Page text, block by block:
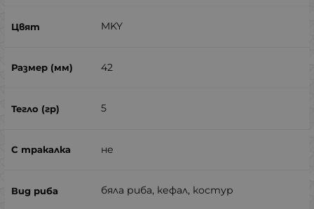
MKY
42
5
не
бяла риба, кефал, костур